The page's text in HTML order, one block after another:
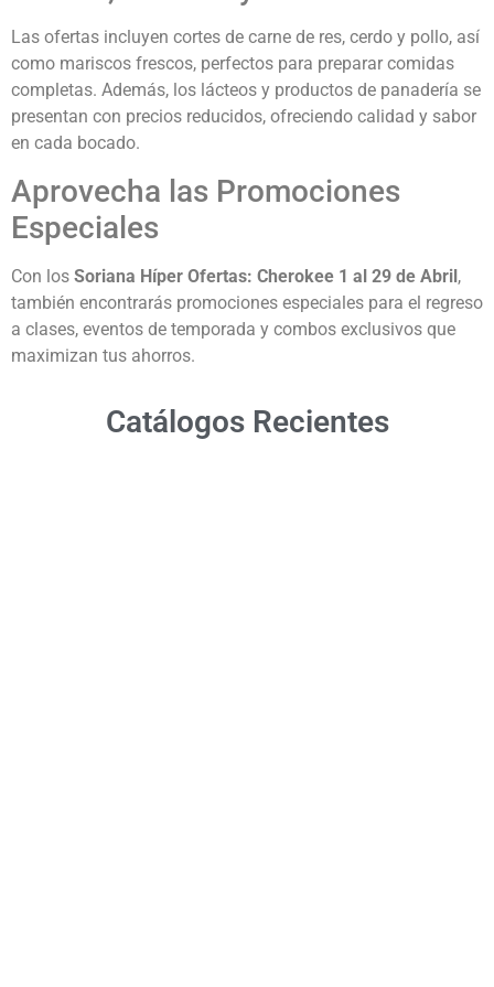
Las ofertas incluyen cortes de carne de res, cerdo y pollo, así
como mariscos frescos, perfectos para preparar comidas
completas. Además, los lácteos y productos de panadería se
presentan con precios reducidos, ofreciendo calidad y sabor
en cada bocado.
Aprovecha las Promociones
Especiales
Con los Soriana Híper Ofertas: Cherokee 1 al 29 de Abril,
también encontrarás promociones especiales para el regreso
a clases, eventos de temporada y combos exclusivos que
maximizan tus ahorros.
Catálogos Recientes